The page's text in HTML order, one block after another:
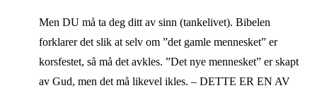
Men DU må ta deg ditt av sinn (tankelivet). Bibelen
forklarer det slik at selv om ”det gamle mennesket” er
korsfestet, så må det avkles. ”Det nye mennesket” er skapt
av Gud, men det må likevel ikles. – DETTE ER EN AV